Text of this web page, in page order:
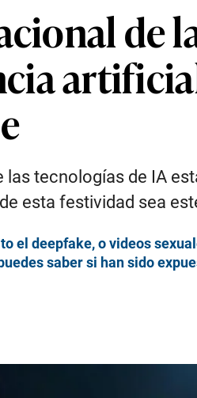
de
las tecnologías de IA
esta festividad sea
el deepfake, o videos
saber si han sido